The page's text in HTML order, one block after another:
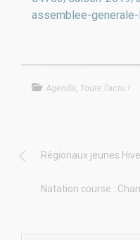
assemblee-
Agenda Toute l'actu !
Régionaux jeunes
Natation course :